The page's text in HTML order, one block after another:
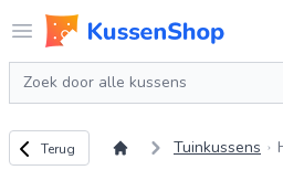
Open menu
Logo www.kussenshop.nl
Zoeken
Terug naar overzicht
Terug Tuinkussens